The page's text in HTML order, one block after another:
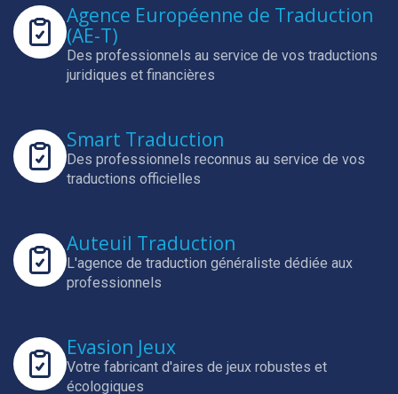
Agence Européenne de Traduction
(AE-T)
Des professionnels au service de vos traductions
juridiques et financières
Smart Traduction
Des professionnels reconnus au service de vos
traductions officielles
Auteuil Traduction
L'agence de traduction généraliste dédiée aux
professionnels
Evasion Jeux
Votre fabricant d'aires de jeux robustes et
écologiques